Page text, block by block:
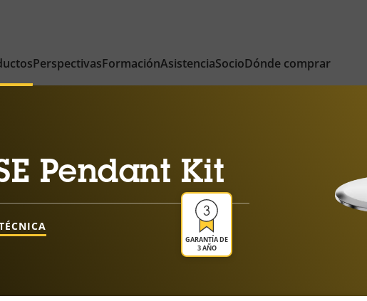
PerspectivasFormaciónAsistenciaSocioDónde comprar
Pendant Kit
GARANTÍA DE
3 AÑO